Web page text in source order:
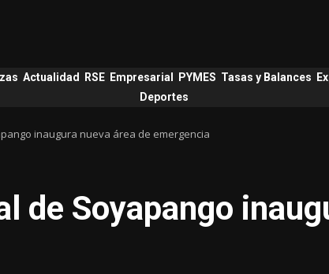
Actualidad RSE Empresarial PYMES Tasas y Balances
Deportes
inaugura nueva área de emergencia
de Soyapango